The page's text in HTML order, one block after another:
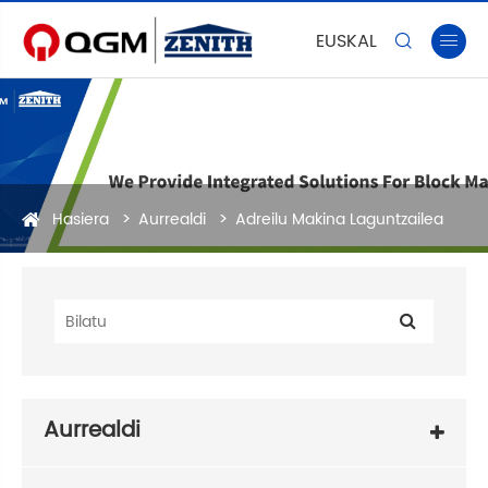
EUSKAL  
Hasiera Aurrealdi Adreilu Makina Laguntzailea
Aurrealdi